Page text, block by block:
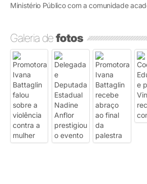
Ministério Público com a comunidade
Galeria defotos